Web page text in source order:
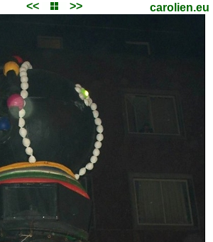
<< >> carolien.eu